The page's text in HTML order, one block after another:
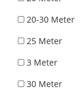
20-30 Meter
25 Meter
3 Meter
30 Meter